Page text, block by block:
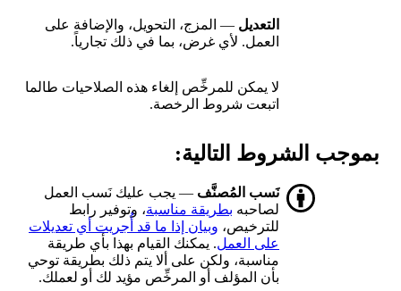
التعديل — المزج، التحويل، والإضافة على
العمل. لأي غرض، بما في ذلك تجارياً.
لا يمكن للمرخِّص إلغاء هذه الصلاحيات طالما
اتبعت شروط الرخصة.
بموجب الشروط التالية:
نَسب المُصنَّف — يجب عليك نَسب العمل
لصاحبه بطريقة مناسبة، وتوفير رابط
للترخيص، وبيان إذا ما قد أُجريت أي تعديلات
على العمل. يمكنك القيام بهذا بأي طريقة
مناسبة، ولكن على ألا يتم ذلك بطريقة توحي
بأن المؤلف أو المرخِّص مؤيد لك أو لعملك.